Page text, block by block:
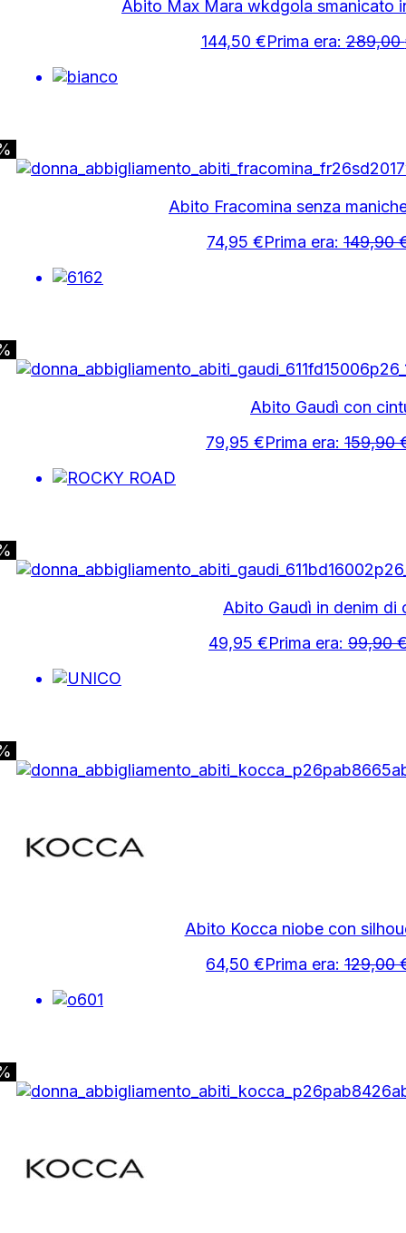
Abito Max Mara wkdgola smanicato
144,50 €Prima era:289,00
Abito Fracomina senza
74,95 €Prima era: 149,90
Abito Gaudì con
79,95 €Prima era: 159,90
Abito Gaudì in denim di
49,95 €Prima era: 99,90
Abito Kocca niobe con
64,50 €Prima era: 129,00